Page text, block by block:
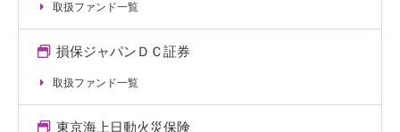
取扱ファンド一覧
損保ジャパンＤＣ証券
取扱ファンド一覧
東京海上日動火災保険